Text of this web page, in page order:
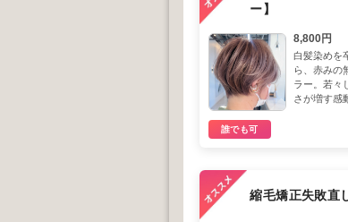
ー】
8,800円
白髪染めを
ら、赤みの
ラー。若々
さが増す感
誰でも可
縮毛矯正失敗直